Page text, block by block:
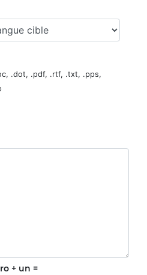
.dot, .pdf, .rtf, .txt, .pps,
+ un =